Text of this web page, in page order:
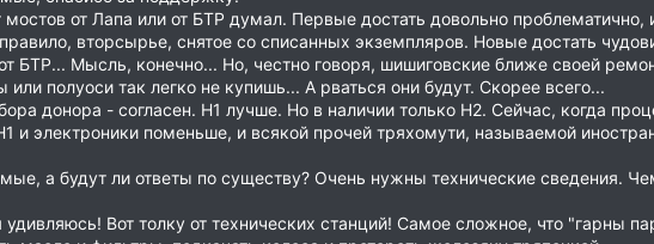
мостов от Лапа или от БТР думал. Первые достать довольно
вторсырье, снятое со списанных экземпляров. Новые достать
БТР... Мысль, конечно... Но, честно говоря, шишиговские ближе своей
или полуоси так легко не купишь... А рваться они будут. Скорее всего...
донора - согласен. Н1 лучше. Но в наличии только Н2. Сейчас, когда
и электроники поменьше, и всякой прочей тряхомути, называемой
а будут ли ответы по существу? Очень нужны технические сведения.
удивляюсь! Вот толку от технических станций! Самое сложное, что "гарны